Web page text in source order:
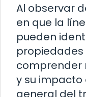
Al observar
en que la
pueden
comprender
y su impacto
general del